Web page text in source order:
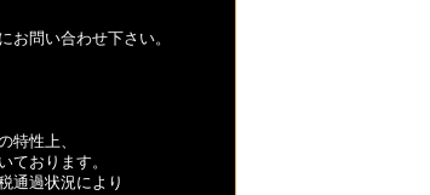
お問い合わせ下さい。
特性上、
ております。
通過状況により